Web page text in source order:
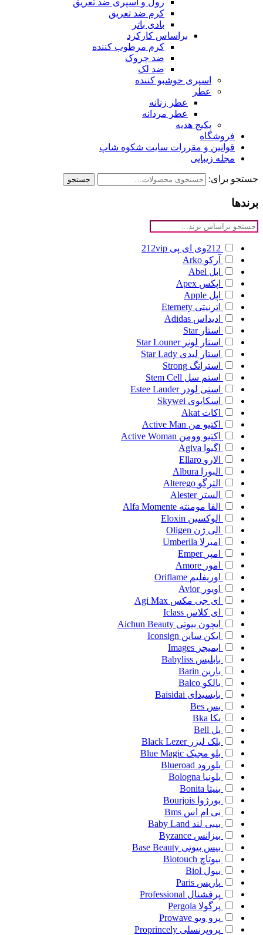
رول و اسپری ضد تعریق
کرم ضد تعریق
بادی باتر
براساس کارکرد
کرم مرطوب کننده
ضد چروک
ضد لک
اسپری خوشبو کننده
عطر
عطر زنانه
عطر مردانه
پکیج هدیه
فروشگاه
قوانین و مقررات سایت شکوه شاپ
مجله زیبایی
جستجو برای: جستجو
برندها
212وی ای پی
212vip
آرکو Arko
ابل Abel
اپکس Apex
اپل Apple
اترنیتی Eternety
ادیداس Adidas
استار Star
استار لونر Star Louner
استار لیدی Star Lady
استرانگ Strong
استم سل Stem Cell
استی لودر Estee Lauder
اسکایوی Skywei
اکات Akat
اکتیو من Active Man
اکتیو وومن Active Woman
اگیوا Agiva
الارو Ellaro
البورا
Albura
الترگو Alterego
الستر Alester
الفا مومنته Alfa Momente
الوکسین Eloxin
الی ژن Oligen
امبرلا Umberlla
امپر Emper
امور Amore
اوریفلیم Oriflame
اویور Avior
ای جی مکس Agi Max
ای کلاس Iclass
ایچون بیوتی Aichun Beauty
ایکن ساین Iconsign
ایمیجز Images
بابلیس Babyliss
بارین Barin
بالکو Balco
بایسیدای Baisidai
بس Bes
بکا Bka
بل Bell
بلک لیزر Black Lezer
بلو مجیک Blue Magic
بلورود Blueroad
بلونیا Bologna
بنیتا Bonita
بورژوا Bourjois
بی ام اس Bms
بیبی لند Baby Land
بیزانس Byzance
بیس بیوتی Base Beauty
بیوتاچ Biotouch
بیول Biol
پاریس Paris
پرفشنال Professional
پرگولا Pergola
پرو ویو Prowave
پروپرنسلی Proprincely